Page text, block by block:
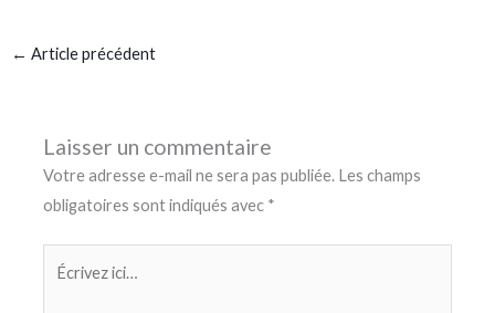
← Article précédent
Laisser un commentaire
Votre adresse e-mail ne sera pas publiée. Les champs
obligatoires sont indiqués avec *